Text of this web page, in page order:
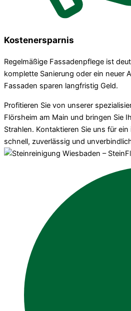
Kostenersparnis
Regelmäßige Fassadenpflege ist
komplette Sanierung oder ein neuer
Fassaden sparen langfristig Geld.
Profitieren Sie von unserer
Flörsheim am Main und bringen Sie
Strahlen. Kontaktieren Sie uns für
schnell, zuverlässig und